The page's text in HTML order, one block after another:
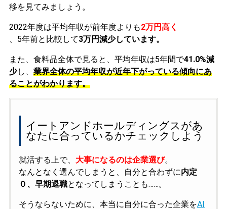
移を見てみましょう。
2022年度は平均年収が前年度よりも2万円高く
、5年前と比較して3万円減少しています。
また、食料品全体で見ると、平均年収は5年間で41.0%減
少し、 業界全体の平均年収が近年下がっている傾向にあ
ることがわかります。
イートアンドホールディングスがあ
なたに合っているかチェックしよう
就活する上で、 大事になるのは企業選び。
なんとなく選んでしまうと、自分と合わずに内定
０、早期退職となってしまうことも……。
そうならないために、本当に自分に合った企業をAI